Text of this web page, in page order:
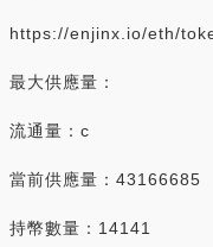
https://enjinx.io/eth/
最大供應量：
流通量：c
當前供應量：43166685
持幣數量：14141